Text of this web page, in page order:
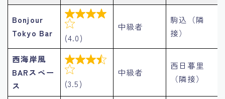
Bonjour
Tokyo Bar


(4.0)
中級者
駒込（隣
接）
西海岸風
BARスペー
ス


(3.5)
中級者
西日暮里
（隣接）